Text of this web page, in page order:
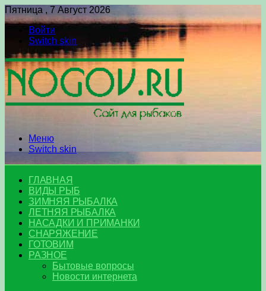
Пятница , 7 Август 2026
Войти
Switch skin
Меню
Switch skin
ГЛАВНАЯ
ВИДЫ РЫБ
ЗИМНЯЯ РЫБАЛКА
ЛЕТНЯЯ РЫБАЛКА
НАСАДКИ И ПРИМАНКИ
СНАРЯЖЕНИЕ
ГОТОВИМ
РАЗНОЕ
Бытовые вопросы
Новости интернета